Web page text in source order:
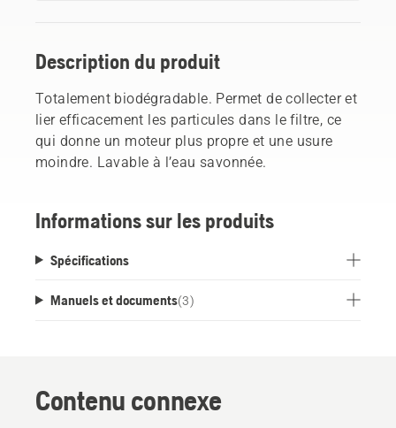
Description du produit
Totalement biodégradable. Permet de collecter et
lier efficacement les particules dans le filtre, ce
qui donne un moteur plus propre et une usure
moindre. Lavable à l’eau savonnée.
Informations sur les produits
Spécifications
Manuels et documents(3)
Contenu connexe